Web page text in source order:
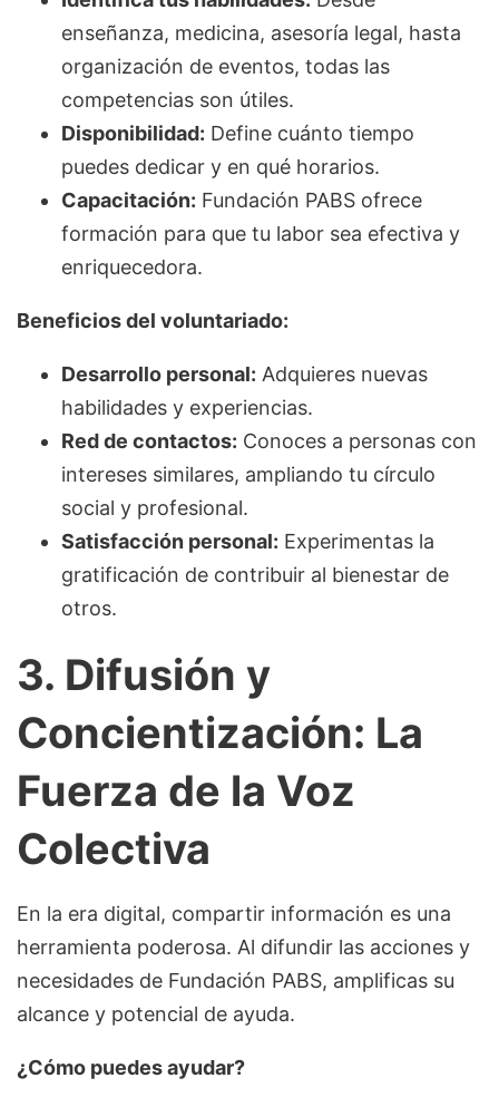
enseñanza, medicina, asesoría legal, hasta
organización de eventos, todas las
competencias son útiles.
Disponibilidad: Define cuánto tiempo
puedes dedicar y en qué horarios.
Capacitación: Fundación PABS ofrece
formación para que tu labor sea efectiva y
enriquecedora.
Beneficios del voluntariado:
Desarrollo personal: Adquieres nuevas
habilidades y experiencias.
Red de contactos: Conoces a personas con
intereses similares, ampliando tu círculo
social y profesional.
Satisfacción personal: Experimentas la
gratificación de contribuir al bienestar de
otros.
3. Difusión y
Concientización: La
Fuerza de la Voz
Colectiva
En la era digital, compartir información es una
herramienta poderosa. Al difundir las acciones y
necesidades de Fundación PABS, amplificas su
alcance y potencial de ayuda.
¿Cómo puedes ayudar?